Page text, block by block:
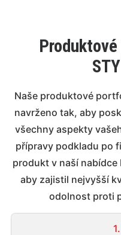
Naše produktové
navrženo tak, aby
všechny aspekty
přípravy podkladu po
produkt v naší
aby zajistil nejvyšší
odolnost proti